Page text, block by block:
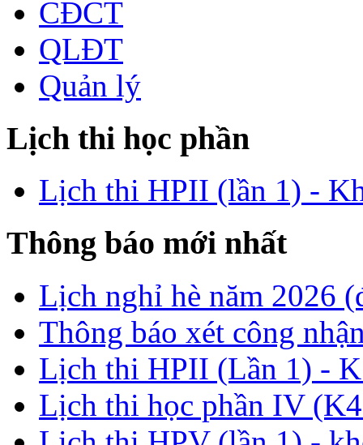
CĐCT
QLĐT
Quản lý
Lịch thi học phần
Lịch thi HPII (lần 1) -
Thông báo mới nhất
Lịch nghỉ hè năm 2026
Thông báo xét công
Lịch thi HPII (Lần 1) -
Lịch thi học phần IV